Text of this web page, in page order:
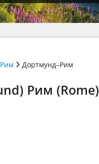
Рим Дортмунд–Рим
Рим (Rome)